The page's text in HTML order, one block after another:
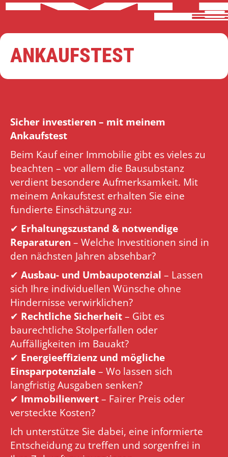
ANKAUFSTEST
Sicher investieren – mit meinem
Ankaufstest
Beim Kauf einer Immobilie gibt es vieles zu
beachten – vor allem die Bausubstanz
verdient besondere Aufmerksamkeit. Mit
meinem Ankaufstest erhalten Sie eine
fundierte Einschätzung zu:
✔ Erhaltungszustand & notwendige
Reparaturen – Welche Investitionen sind in
den nächsten Jahren absehbar?
✔ Ausbau- und Umbaupotenzial – Lassen
sich Ihre individuellen Wünsche ohne
Hindernisse verwirklichen?
✔ Rechtliche Sicherheit– Gibt es
baurechtliche Stolperfallen oder
Auffälligkeiten im Bauakt?
✔ Energieeffizienz und mögliche
Einsparpotenziale– Wo lassen sich
langfristig Ausgaben senken?
✔ Immobilienwert– Fairer Preis oder
versteckte Kosten?
Ich unterstütze Sie dabei, eine informierte
Entscheidung zu treffen und sorgenfrei in